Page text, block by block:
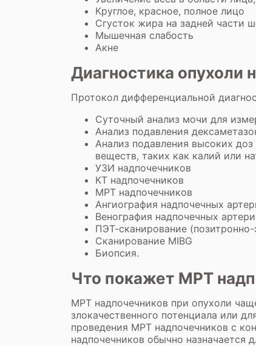
Круглое, красное, полное лицо
Сгусток жира на задней части
Мышечная слабость
Акне
Диагностика опухоли
Протокол дифференциальной
Суточный анализ мочи для
Анализ подавления
Анализ подавления высоких
веществ, таких как калий или
УЗИ надпочечников
КТ надпочечников
МРТ надпочечников
Ангиография надпочечных
Венография надпочечных
ПЭТ-сканирование
Сканирование MIBG
Биопсия.
Что покажет МРТ
МРТ надпочечников при опухоли
злокачественного потенциала или
проведения МРТ надпочечников с
надпочечников обычно назначается